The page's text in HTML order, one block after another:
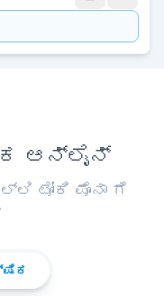
ಆನ್ಲೈನ್
ಟೋಕಿ ಪೊನಾ ಗೆ